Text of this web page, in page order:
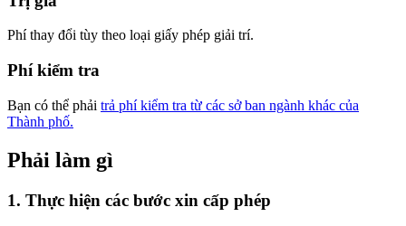
Phí thay đổi tùy theo loại giấy phép giải trí.
Phí kiểm tra
Bạn có thể phải trả phí kiểm tra từ các sở ban ngành khác của
Thành phố.
Phải làm gì
1. Thực hiện các bước xin cấp phép